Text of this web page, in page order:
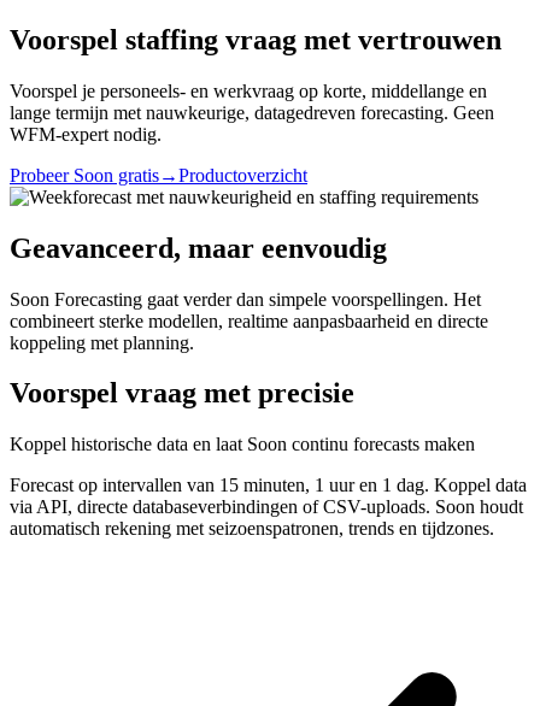
Voorspel staffing vraag met vertrouwen
Voorspel je personeels- en werkvraag op korte, middellange en
lange termijn met nauwkeurige, datagedreven forecasting. Geen
WFM-expert nodig.
Probeer Soon gratis→Productoverzicht
Geavanceerd, maar eenvoudig
Soon Forecasting gaat verder dan simpele voorspellingen. Het
combineert sterke modellen, realtime aanpasbaarheid en directe
koppeling met planning.
Voorspel vraag met precisie
Koppel historische data en laat Soon continu forecasts maken
Forecast op intervallen van 15 minuten, 1 uur en 1 dag. Koppel data
via API, directe databaseverbindingen of CSV-uploads. Soon houdt
automatisch rekening met seizoenspatronen, trends en tijdzones.